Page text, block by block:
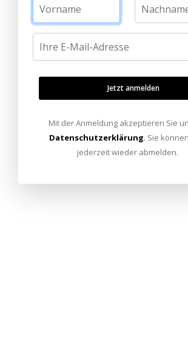
Jetzt anmelden
Mit der Anmeldung akzeptieren Sie
Datenschutzerklärung. Sie
jederzeit wieder abmelden.